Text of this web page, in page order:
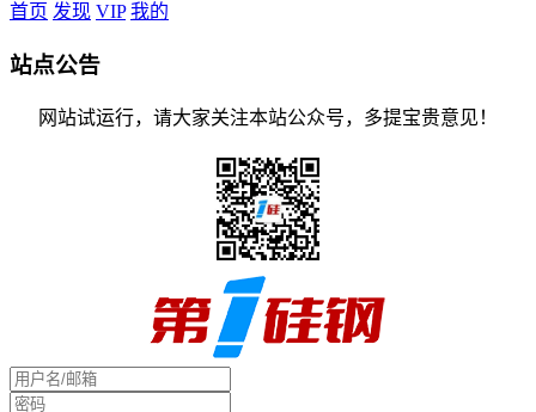
首页 发现 VIP 我的
站点公告
网站试运行，请大家关注本站公众号，多提宝贵意见！